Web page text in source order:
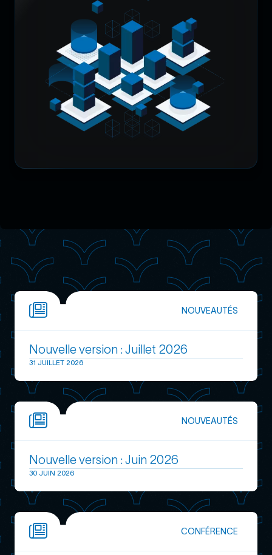
NOUVEAUTÉS
Nouvelle version : Juillet 2026
31 JUILLET 2026
NOUVEAUTÉS
Nouvelle version : Juin 2026
30 JUIN 2026
CONFÉRENCE